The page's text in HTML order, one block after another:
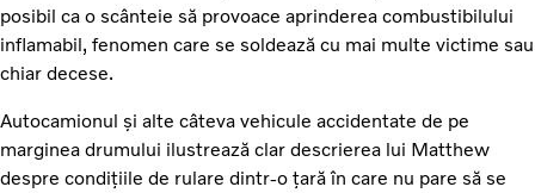
posibil ca o scânteie să provoace aprinderea combustibilului
inflamabil, fenomen care se soldează cu mai multe victime sau
chiar decese.
Autocamionul și alte câteva vehicule accidentate de pe
marginea drumului ilustrează clar descrierea lui Matthew
despre condițiile de rulare dintr-o țară în care nu pare să se